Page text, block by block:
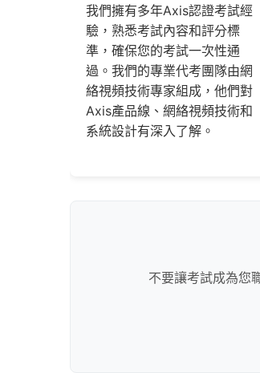
我們擁有多年Axis認證考試經
驗，熟悉考試內容和評分標
準，確保您的考試一次性通
過。我們的專業代考團隊由網
絡視頻技術專家組成，他們對
Axis產品線、網絡視頻技術和
系統設計有深入了解。
不要讓考試成為您